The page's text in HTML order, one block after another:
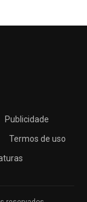
Publicidade
Termos de uso